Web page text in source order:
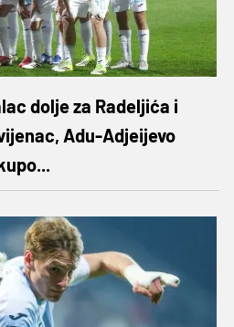
dolje za Radeljića i
Adu-Adjeijevo